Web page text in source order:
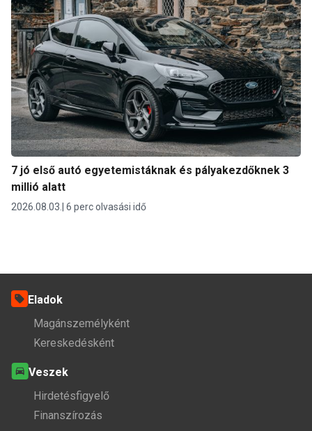
7 jó első autó egyetemistáknak és pályakezdőknek 3
millió alatt
2026.08.03. 6 perc olvasási idő
Eladok
Magánszemélyként
Kereskedésként
Veszek
Hirdetésfigyelő
Finanszírozás